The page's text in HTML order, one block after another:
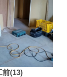
前(13)